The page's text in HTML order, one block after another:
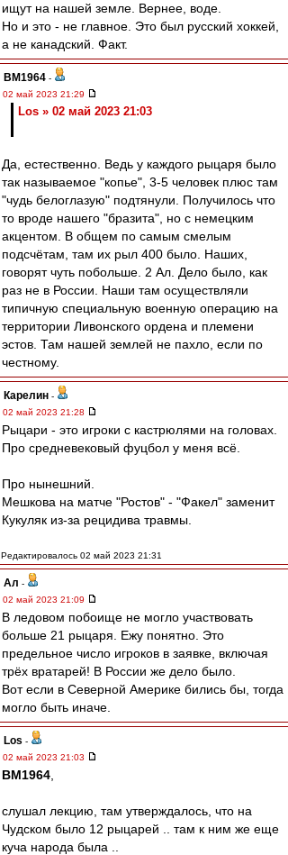
ищут на нашей земле. Вернее, воде.
Но и это - не главное. Это был русский хоккей,
а не канадский. Факт.
BM1964 -
02 май 2023 21:29
Los » 02 май 2023 21:03
Да, естественно. Ведь у каждого рыцаря было
так называемое "копье", 3-5 человек плюс там
"чудь белоглазую" подтянули. Получилось что
то вроде нашего "бразита", но с немецким
акцентом. В общем по самым смелым
подсчётам, там их рыл 400 было. Наших,
говорят чуть побольше. 2 Ал. Дело было, как
раз не в России. Наши там осуществляли
типичную специальную военную операцию на
территории Ливонского ордена и племени
эстов. Там нашей землей не пахло, если по
честному.
Карелин -
02 май 2023 21:28
Рыцари - это игроки с кастрюлями на головах.
Про средневековый фуцбол у меня всё.
Про нынешний.
Мешкова на матче "Ростов" - "Факел" заменит
Кукуляк из-за рецидива травмы.
Редактировалось 02 май 2023 21:31
Ал -
02 май 2023 21:09
В ледовом побоище не могло участвовать
больше 21 рыцаря. Ежу понятно. Это
предельное число игроков в заявке, включая
трёх вратарей! В России же дело было.
Вот если в Северной Америке бились бы, тогда
могло быть иначе.
Los -
02 май 2023 21:03
BM1964
слушал лекцию, там утверждалось, что на
Чудском было 12 рыцарей .. там к ним же еще
куча народа была ..